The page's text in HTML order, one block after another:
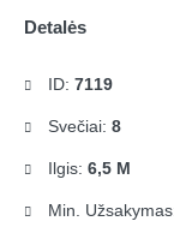
Detalės
ID: 7119
Svečiai: 8
Ilgis: 6,5 M
Min.